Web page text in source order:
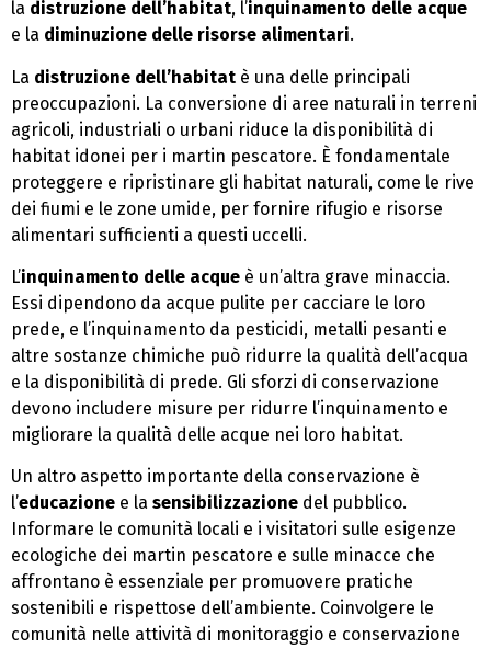
la distruzione dell’habitat, l’inquinamento delle acque
e la diminuzione delle risorse alimentari.
La distruzione dell’habitat è una delle principali
preoccupazioni. La conversione di aree naturali in terreni
agricoli, industriali o urbani riduce la disponibilità di
habitat idonei per i martin pescatore. È fondamentale
proteggere e ripristinare gli habitat naturali, come le rive
dei fiumi e le zone umide, per fornire rifugio e risorse
alimentari sufficienti a questi uccelli.
L’inquinamento delle acque è un’altra grave minaccia.
Essi dipendono da acque pulite per cacciare le loro
prede, e l’inquinamento da pesticidi, metalli pesanti e
altre sostanze chimiche può ridurre la qualità dell’acqua
e la disponibilità di prede. Gli sforzi di conservazione
devono includere misure per ridurre l’inquinamento e
migliorare la qualità delle acque nei loro habitat.
Un altro aspetto importante della conservazione è
l’educazione e la sensibilizzazione del pubblico.
Informare le comunità locali e i visitatori sulle esigenze
ecologiche dei martin pescatore e sulle minacce che
affrontano è essenziale per promuovere pratiche
sostenibili e rispettose dell’ambiente. Coinvolgere le
comunità nelle attività di monitoraggio e conservazione